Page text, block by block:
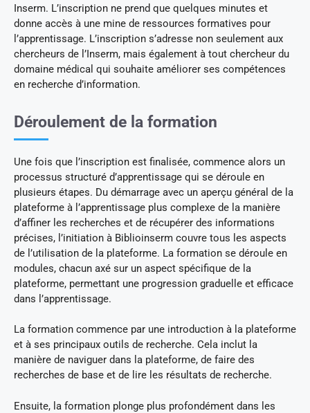
Inserm. L’inscription ne prend que quelques minutes et
donne accès à une mine de ressources formatives pour
l’apprentissage. L’inscription s’adresse non seulement aux
chercheurs de l’Inserm, mais également à tout chercheur du
domaine médical qui souhaite améliorer ses compétences
en recherche d’information.
Déroulement de la formation
Une fois que l’inscription est finalisée, commence alors un
processus structuré d’apprentissage qui se déroule en
plusieurs étapes. Du démarrage avec un aperçu général de la
plateforme à l’apprentissage plus complexe de la manière
d’affiner les recherches et de récupérer des informations
précises, l’initiation à Biblioinserm couvre tous les aspects
de l’utilisation de la plateforme. La formation se déroule en
modules, chacun axé sur un aspect spécifique de la
plateforme, permettant une progression graduelle et efficace
dans l’apprentissage.
La formation commence par une introduction à la plateforme
et à ses principaux outils de recherche. Cela inclut la
manière de naviguer dans la plateforme, de faire des
recherches de base et de lire les résultats de recherche.
Ensuite, la formation plonge plus profondément dans les